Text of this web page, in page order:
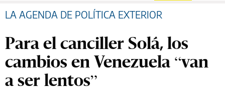
LA AGENDA DE POLÍTICA EXTERIOR
Para el canciller Solá, los
cambios en Venezuela “van
a ser lentos”